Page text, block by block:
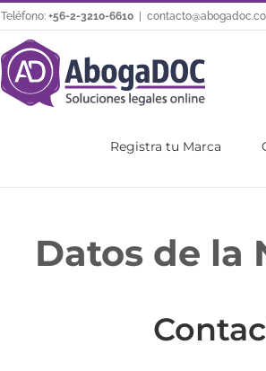
Teléfono: +56-2-3210-6610
Registra tu Marca
Datos de la